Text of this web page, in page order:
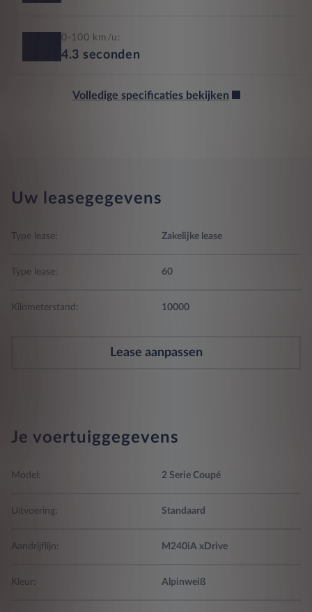
0-100 km/u:
4.3 seconden
Volledige specificaties bekijken
Uw leasegegevens
Type lease: Zakelijke lease
Type lease: 60
Kilometerstand: 10000
Lease aanpassen
Je voertuiggegevens
Model: 2 Serie Coupé
Uitvoering: Standaard
Aandrijflijn: M240iA xDrive
Kleur: Alpinweiß